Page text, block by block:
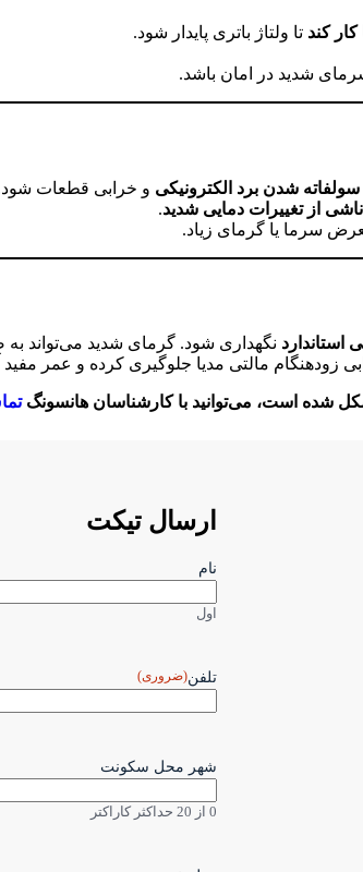
کند تا ولتاژ باتری پایدار شود.
سرمای شدید در امان باشد.
سولفاته شدن برد الکترونیکی و خرابی قطعات
از تغییرات دمایی شدید.
سرما یا گرمای زیاد.
استاندارد نگهداری شود. گرمای شدید می‌تواند
مالتی مدیا جلوگیری کرده و عمر مفید
شده است، می‌توانید با کارشناسان هانسونگ
ارسال تیکت
نام
اول
تلفن(ضروری)
شهر محل سکونت
0 از 20 حداکثر کاراکتر